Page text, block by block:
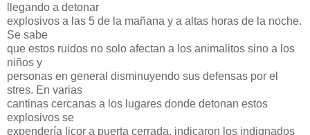
llegando a detonar
explosivos a las 5 de la mañana y a altas horas de la noche.
Se sabe
que estos ruidos no solo afectan a los animalitos sino a los
niños y
personas en general disminuyendo sus defensas por el
stres. En varias
cantinas cercanas a los lugares donde detonan estos
explosivos se
expendería licor a puerta cerrada, indicaron los indignados